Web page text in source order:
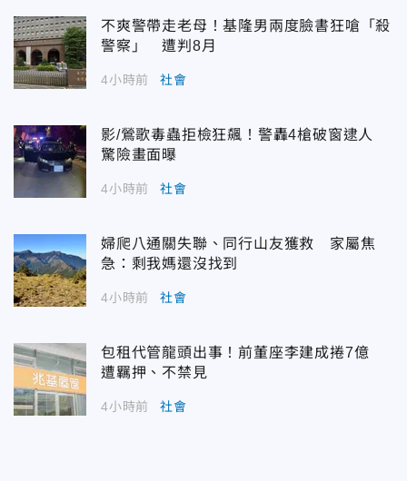
不爽警帶走老母！基隆男兩度臉書狂嗆「殺
警察」 遭判8月
4小時前 社會
影/鶯歌毒蟲拒檢狂飆！警轟4槍破窗逮人
驚險畫面曝
4小時前 社會
婦爬八通關失聯、同行山友獲救 家屬焦
急：剩我媽還沒找到
4小時前 社會
包租代管龍頭出事！前董座李建成捲7億
遭羈押、不禁見
4小時前 社會